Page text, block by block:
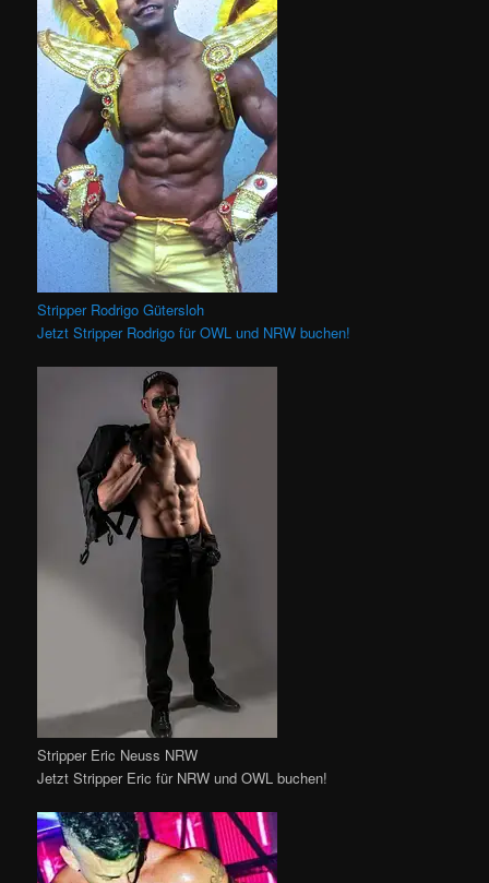
Stripper Rodrigo Gütersloh
Jetzt Stripper Rodrigo für OWL und NRW buchen!
Stripper Eric Neuss NRW
Jetzt Stripper Eric für NRW und OWL buchen!